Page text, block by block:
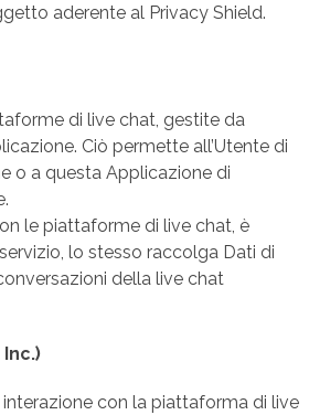
aderente al Privacy Shield.
di live chat, gestite da
Ciò permette all’Utente di
o a questa Applicazione di
le piattaforme di live chat, è
lo stesso raccolga Dati di
della live chat
con la piattaforma di live